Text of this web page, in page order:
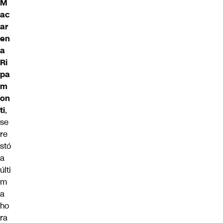
M
ac
ar
en
a
Ri
pa
m
on
ti,
se
re
stó
a
últi
m
a
ho
ra